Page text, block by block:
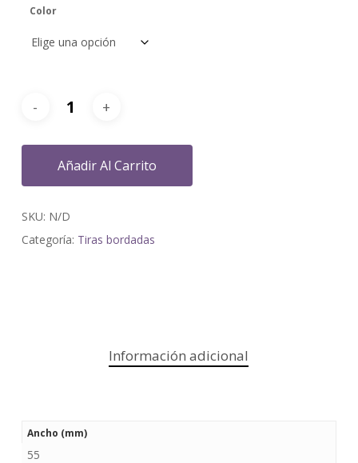
Color
Añadir Al Carrito
SKU: N/D
Categoría: Tiras bordadas
Información adicional
Ancho (mm)
55